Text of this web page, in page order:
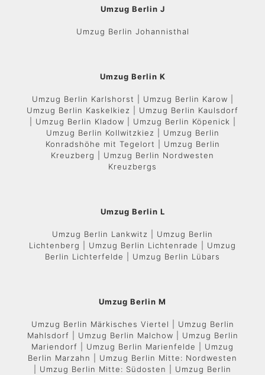
Umzug Berlin J
Umzug Berlin Johannisthal
Umzug Berlin K
Umzug Berlin Karlshorst | Umzug Berlin Karow |
Umzug Berlin Kaskelkiez | Umzug Berlin Kaulsdorf
| Umzug Berlin Kladow | Umzug Berlin Köpenick |
Umzug Berlin Kollwitzkiez | Umzug Berlin
Konradshöhe mit Tegelort | Umzug Berlin
Kreuzberg | Umzug Berlin Nordwesten
Kreuzbergs
Umzug Berlin L
Umzug Berlin Lankwitz | Umzug Berlin
Lichtenberg | Umzug Berlin Lichtenrade | Umzug
Berlin Lichterfelde | Umzug Berlin Lübars
Umzug Berlin M
Umzug Berlin Märkisches Viertel | Umzug Berlin
Mahlsdorf | Umzug Berlin Malchow | Umzug Berlin
Mariendorf | Umzug Berlin Marienfelde | Umzug
Berlin Marzahn | Umzug Berlin Mitte: Nordwesten
| Umzug Berlin Mitte: Südosten | Umzug Berlin